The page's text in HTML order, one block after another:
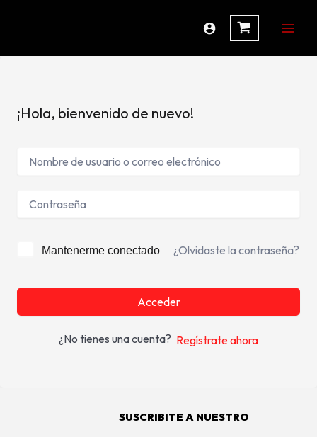
¡Hola, bienvenido de nuevo!
Mantenerme conectado ¿Olvidaste la contraseña?
Acceder
¿No tienes una cuenta? Regístrate ahora
SUSCRIBITE A NUESTRO